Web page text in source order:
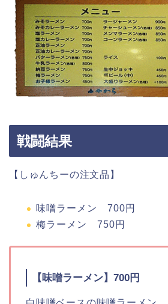
戦闘結果
【しゅんちーの注文品】
味噌ラーメン 700円
梅ラーメン 750円
【味噌ラーメン】700円